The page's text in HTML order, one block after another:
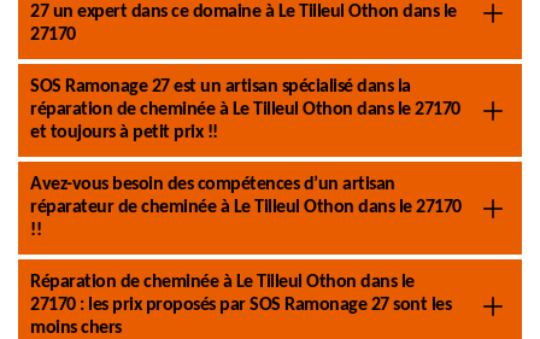
27 un expert dans ce domaine à Le Tilleul Othon dans le
27170
SOS Ramonage 27 est un artisan spécialisé dans la
réparation de cheminée à Le Tilleul Othon dans le 27170
et toujours à petit prix !!
Avez-vous besoin des compétences d’un artisan
réparateur de cheminée à Le Tilleul Othon dans le 27170
!!
Réparation de cheminée à Le Tilleul Othon dans le
27170 : les prix proposés par SOS Ramonage 27 sont les
moins chers